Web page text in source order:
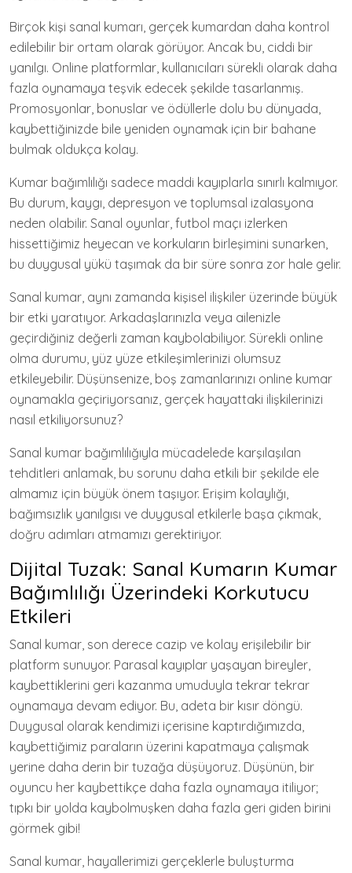
Birçok kişi sanal kumarı, gerçek kumardan daha kontrol
edilebilir bir ortam olarak görüyor. Ancak bu, ciddi bir
yanılgı. Online platformlar, kullanıcıları sürekli olarak daha
fazla oynamaya teşvik edecek şekilde tasarlanmış.
Promosyonlar, bonuslar ve ödüllerle dolu bu dünyada,
kaybettiğinizde bile yeniden oynamak için bir bahane
bulmak oldukça kolay.
Kumar bağımlılığı sadece maddi kayıplarla sınırlı kalmıyor.
Bu durum, kaygı, depresyon ve toplumsal izalasyona
neden olabilir. Sanal oyunlar, futbol maçı izlerken
hissettiğimiz heyecan ve korkuların birleşimini sunarken,
bu duygusal yükü taşımak da bir süre sonra zor hale gelir.
Sanal kumar, aynı zamanda kişisel ilişkiler üzerinde büyük
bir etki yaratıyor. Arkadaşlarınızla veya ailenizle
geçirdiğiniz değerli zaman kaybolabiliyor. Sürekli online
olma durumu, yüz yüze etkileşimlerinizi olumsuz
etkileyebilir. Düşünsenize, boş zamanlarınızı online kumar
oynamakla geçiriyorsanız, gerçek hayattaki ilişkilerinizi
nasıl etkiliyorsunuz?
Sanal kumar bağımlılığıyla mücadelede karşılaşılan
tehditleri anlamak, bu sorunu daha etkili bir şekilde ele
almamız için büyük önem taşıyor. Erişim kolaylığı,
bağımsızlık yanılgısı ve duygusal etkilerle başa çıkmak,
doğru adımları atmamızı gerektiriyor.
Dijital Tuzak: Sanal Kumarın Kumar
Bağımlılığı Üzerindeki Korkutucu
Etkileri
Sanal kumar, son derece cazip ve kolay erişilebilir bir
platform sunuyor. Parasal kayıplar yaşayan bireyler,
kaybettiklerini geri kazanma umuduyla tekrar tekrar
oynamaya devam ediyor. Bu, adeta bir kısır döngü.
Duygusal olarak kendimizi içerisine kaptırdığımızda,
kaybettiğimiz paraların üzerini kapatmaya çalışmak
yerine daha derin bir tuzağa düşüyoruz. Düşünün, bir
oyuncu her kaybettikçe daha fazla oynamaya itiliyor;
tıpkı bir yolda kaybolmuşken daha fazla geri giden birini
görmek gibi!
Sanal kumar, hayallerimizi gerçeklerle buluşturma